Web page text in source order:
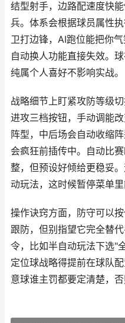
结型射手，边路配速度快
兵。体系会根据球员属性
卫打边锋，AI跑位能把你
自动换人功能直接失效。
纯属个人喜好不影响实战。
战略细节上盯紧攻防等级
进攻三档按钮，手动调能
阵型，中后场会自动收缩
会疯狂前插传中。自动比
整，但预设好倾给更稳妥
动玩法，这时候暂停菜单里
操作诀窍方面，防守可以
跟防，但别指望它完全替
令，比如半自动玩法下选"
定位球战略得提前在球队
意球谁主罚都要定清楚，